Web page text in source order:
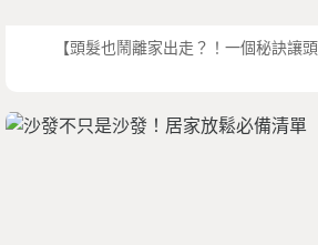
【頭髮也鬧離家出走？！一個秘訣讓